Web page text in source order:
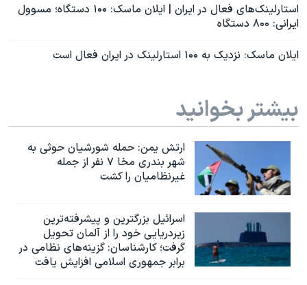
استارلینک‌های فعال در ایران | ایلان ماسک: ۱۰۰ دستگاه؛ مسوول
ایرانی: ۸۰۰ دستگاه
ایلان ماسک: نزدیک به ۱۰۰ استارلینک در ایران فعال است
بیشتر بخوانید
ارتش یمن: حمله شورشیان حوثی به
شهر بندری مخا ۷ نفر از جمله
غیرنظامیان را کشت
اسرائيل بزرگترین و پیشرفته‌ترین
زیردریایی خود را از آلمان تحویل
گرفت؛ کارشناسان: گزینه‌های نظامی در
برابر جمهوری اسلامی افزایش یافت